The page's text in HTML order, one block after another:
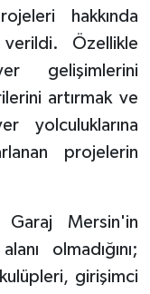
hakkında
Özellikle
gelişimlerini
artırmak ve
yolculuklarına
projelerin
Mersin'in
olmadığını;
girişimci